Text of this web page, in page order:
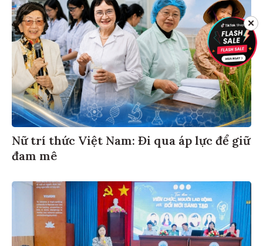
Nữ trí thức Việt Nam: Đi qua áp lực để giữ
đam mê
✕